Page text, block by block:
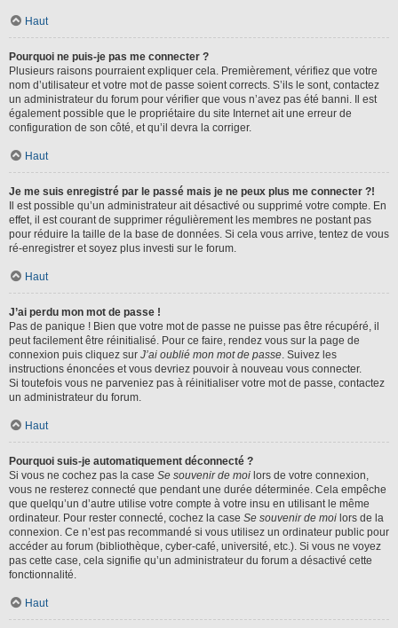
Haut
Pourquoi ne puis-je pas me connecter ?
Plusieurs raisons pourraient expliquer cela. Premièrement, vérifiez que votre
nom d’utilisateur et votre mot de passe soient corrects. S’ils le sont, contactez
un administrateur du forum pour vérifier que vous n’avez pas été banni. Il est
également possible que le propriétaire du site Internet ait une erreur de
configuration de son côté, et qu’il devra la corriger.
Haut
Je me suis enregistré par le passé mais je ne peux plus me connecter ?!
Il est possible qu’un administrateur ait désactivé ou supprimé votre compte. En
effet, il est courant de supprimer régulièrement les membres ne postant pas
pour réduire la taille de la base de données. Si cela vous arrive, tentez de vous
ré-enregistrer et soyez plus investi sur le forum.
Haut
J’ai perdu mon mot de passe !
Pas de panique ! Bien que votre mot de passe ne puisse pas être récupéré, il
peut facilement être réinitialisé. Pour ce faire, rendez vous sur la page de
connexion puis cliquez sur J’ai oublié mon mot de passe. Suivez les
instructions énoncées et vous devriez pouvoir à nouveau vous connecter.
Si toutefois vous ne parveniez pas à réinitialiser votre mot de passe, contactez
un administrateur du forum.
Haut
Pourquoi suis-je automatiquement déconnecté ?
Si vous ne cochez pas la case Se souvenir de moi lors de votre connexion,
vous ne resterez connecté que pendant une durée déterminée. Cela empêche
que quelqu’un d’autre utilise votre compte à votre insu en utilisant le même
ordinateur. Pour rester connecté, cochez la case Se souvenir de moi lors de la
connexion. Ce n’est pas recommandé si vous utilisez un ordinateur public pour
accéder au forum (bibliothèque, cyber-café, université, etc.). Si vous ne voyez
pas cette case, cela signifie qu’un administrateur du forum a désactivé cette
fonctionnalité.
Haut